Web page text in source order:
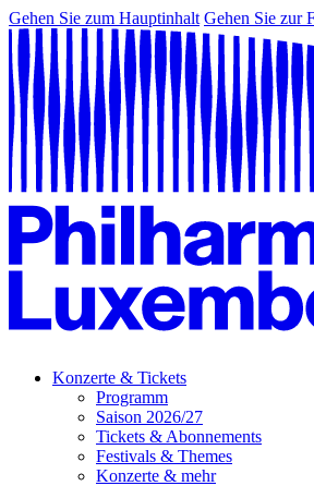
Gehen Sie zum Hauptinhalt Gehen Sie zur
Konzerte & Tickets
Programm
Saison 2026/27
Tickets & Abonnements
Festivals & Themes
Konzerte & mehr